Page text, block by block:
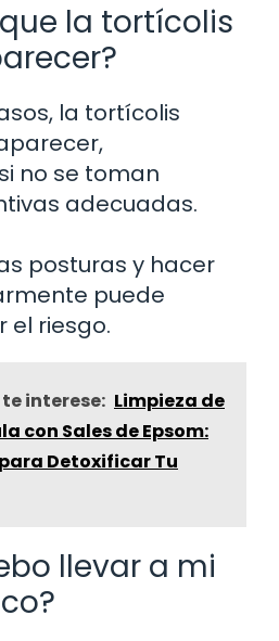
la tortícolis
la tortícolis
no se toman
adecuadas.
posturas y hacer
puede
el riesgo.
interese: Limpieza de
con Sales de Epsom:
Detoxificar Tu
llevar a mi